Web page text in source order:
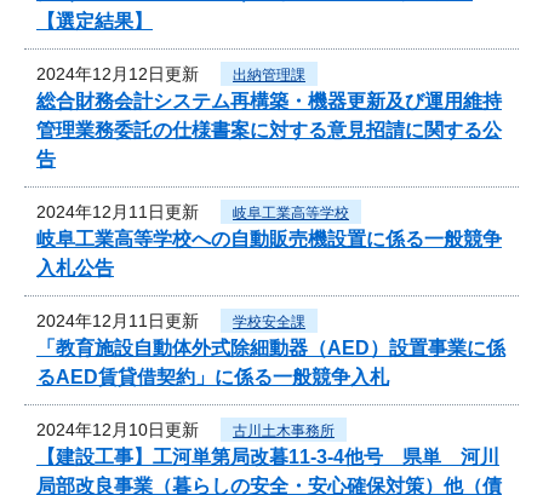
【選定結果】
2024年12月12日更新 出納管理課
総合財務会計システム再構築・機器更新及び運用維持
管理業務委託の仕様書案に対する意見招請に関する公
告
2024年12月11日更新 岐阜工業高等学校
岐阜工業高等学校への自動販売機設置に係る一般競争
入札公告
2024年12月11日更新 学校安全課
「教育施設自動体外式除細動器（AED）設置事業に係
るAED賃貸借契約」に係る一般競争入札
2024年12月10日更新 古川土木事務所
【建設工事】工河単第局改暮11-3-4他号 県単 河川
局部改良事業（暮らしの安全・安心確保対策）他（債